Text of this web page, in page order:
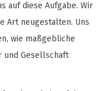
auf diese Aufgabe. Wir
Art neugestalten. Uns
wie maßgebliche
und Gesellschaft